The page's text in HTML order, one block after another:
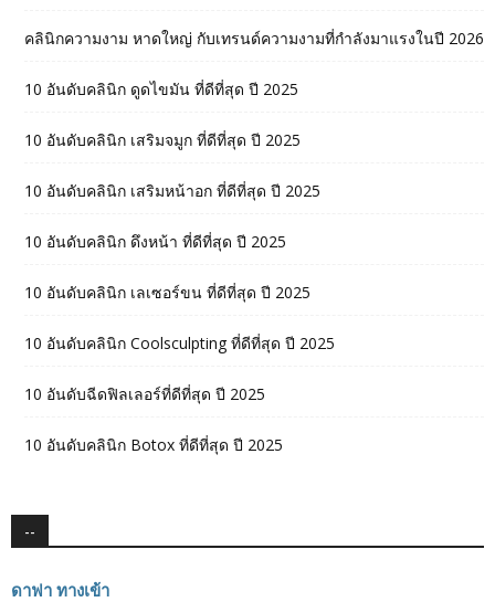
คลินิกความงาม หาดใหญ่ กับเทรนด์ความงามที่กำลังมาแรงในปี 2026
10 อันดับคลินิก ดูดไขมัน ที่ดีที่สุด ปี 2025
10 อันดับคลินิก เสริมจมูก ที่ดีที่สุด ปี 2025
10 อันดับคลินิก เสริมหน้าอก ที่ดีที่สุด ปี 2025
10 อันดับคลินิก ดึงหน้า ที่ดีที่สุด ปี 2025
10 อันดับคลินิก เลเซอร์ขน ที่ดีที่สุด ปี 2025
10 อันดับคลินิก Coolsculpting ที่ดีที่สุด ปี 2025
10 อันดับฉีดฟิลเลอร์ที่ดีที่สุด ปี 2025
10 อันดับคลินิก Botox ที่ดีที่สุด ปี 2025
--
ดาฟา ทางเข้า